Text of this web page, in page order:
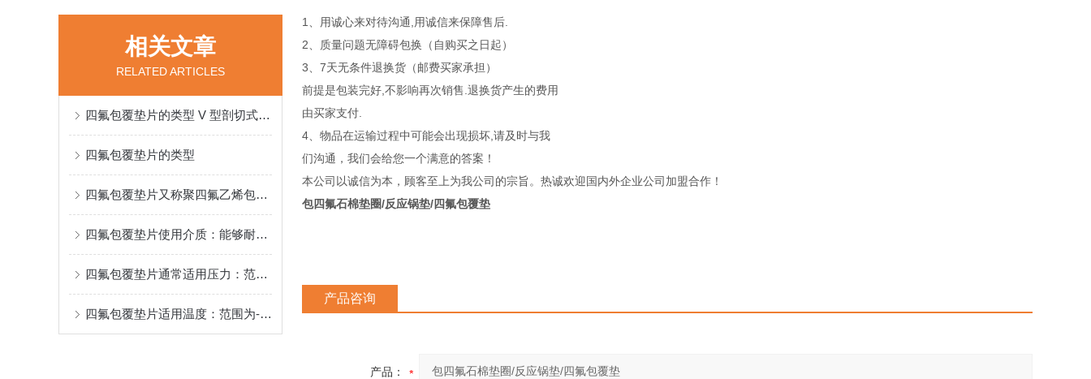
相关文章
RELATED ARTICLES
四氟包覆垫片的类型 V 型剖切式把四氟片从外到内壁割开适用低压，经济型
四氟包覆垫片的类型
四氟包覆垫片又称聚四氟乙烯包覆垫片
四氟包覆垫片使用介质：能够耐受除酸碱金属、元素氟等物质。
四氟包覆垫片通常适用压力：范围为0.6-2.5Mpa。
四氟包覆垫片适用温度：范围为-100℃至+260℃
1、用诚心来对待沟通,用诚信来保障售后.
2、质量问题无障碍包换（自购买之日起）
3、7天无条件退换货（邮费买家承担）
前提是包装完好,不影响再次销售.退换货产生的费用
由买家支付.
4、物品在运输过程中可能会出现损坏,请及时与我
们沟通，我们会给您一个满意的答案！
本公司以诚信为本，顾客至上为我公司的宗旨。热诚欢迎国内外企业公司加盟合作！
包四氟石棉垫圈/反应锅垫/四氟包覆垫
产品咨询
产品：